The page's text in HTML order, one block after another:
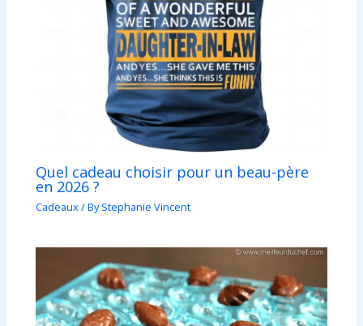
Quel cadeau choisir pour un beau-père
en 2026 ?
Cadeaux/ ByStephanie Vincent